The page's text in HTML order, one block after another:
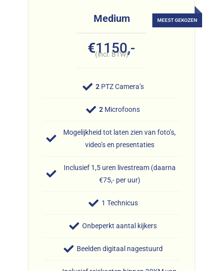
Medium
€1150,-
(incl. BTW)
2PTZ Camera’s
2 Microfoons
Mogelijkheid tot laten zien van foto’s,
video’s en presentaties
Inclusief 1,5 uren livestream (daarna
€75,- per uur)
1 Technicus
Onbeperkt aantal kijkers
Beelden digitaal nagestuurd